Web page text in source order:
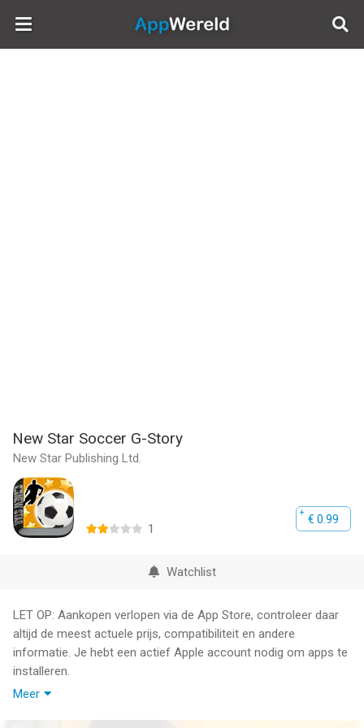
AppWereld
New Star Soccer G-Story
New Star Publishing Ltd.
€ 0.99
1
Watchlist
LET OP: Aankopen verlopen via de App Store, controleer daar
altijd de meest actuele prijs, compatibiliteit en andere
informatie. Je hebt een actief Apple account nodig om apps te
installeren.
Meer